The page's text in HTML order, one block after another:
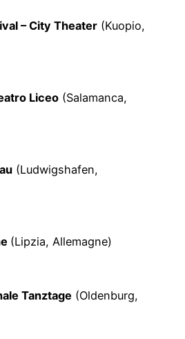
– City Theater (Kuopio,
Liceo (Salamanca,
(Ludwigshafen,
(Lipzia, Allemagne)
Tanztage (Oldenburg,